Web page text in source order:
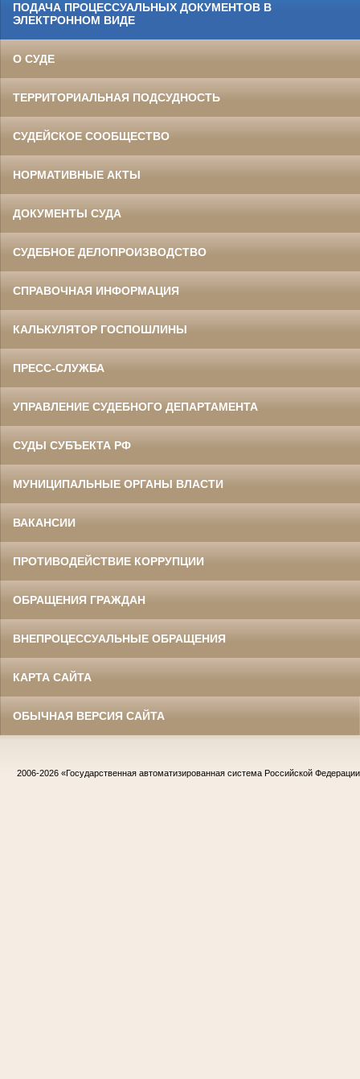
ПОДАЧА ПРОЦЕССУАЛЬНЫХ ДОКУМЕНТОВ В
ЭЛЕКТРОННОМ ВИДЕ
О СУДЕ
ТЕРРИТОРИАЛЬНАЯ ПОДСУДНОСТЬ
СУДЕЙСКОЕ СООБЩЕСТВО
НОРМАТИВНЫЕ АКТЫ
ДОКУМЕНТЫ СУДА
СУДЕБНОЕ ДЕЛОПРОИЗВОДСТВО
СПРАВОЧНАЯ ИНФОРМАЦИЯ
КАЛЬКУЛЯТОР ГОСПОШЛИНЫ
ПРЕСС-СЛУЖБА
УПРАВЛЕНИЕ СУДЕБНОГО ДЕПАРТАМЕНТА
СУДЫ СУБЪЕКТА РФ
МУНИЦИПАЛЬНЫЕ ОРГАНЫ ВЛАСТИ
ВАКАНСИИ
ПРОТИВОДЕЙСТВИЕ КОРРУПЦИИ
ОБРАЩЕНИЯ ГРАЖДАН
ВНЕПРОЦЕССУАЛЬНЫЕ ОБРАЩЕНИЯ
КАРТА САЙТА
ОБЫЧНАЯ ВЕРСИЯ САЙТА
2006-2026 «Государственная автоматизированная система Российской